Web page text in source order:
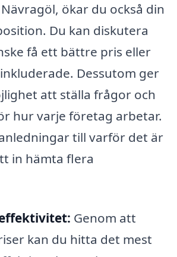
ökar du också din
Du kan diskutera
få ett bättre pris eller
Dessutom ger
att ställa frågor och
hur varje företag arbetar.
till varför det är
in hämta flera
Genom att
kan du hitta det mest